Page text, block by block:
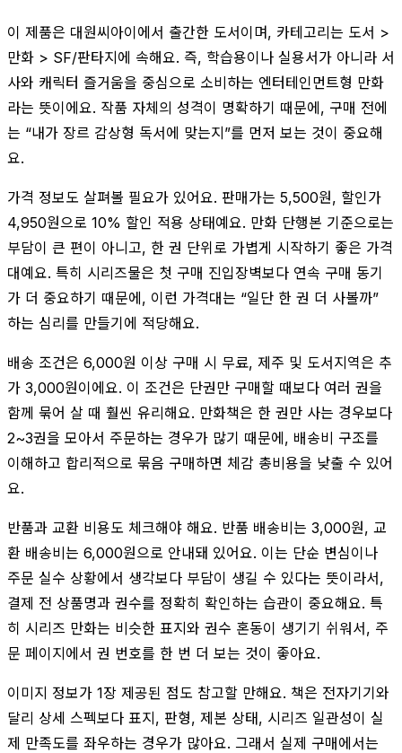
이 제품은 대원씨아이에서 출간한 도서이며, 카테고리는 도서 >
만화 > SF/판타지에 속해요. 즉, 학습용이나 실용서가 아니라 서
사와 캐릭터 즐거움을 중심으로 소비하는 엔터테인먼트형 만화
라는 뜻이에요. 작품 자체의 성격이 명확하기 때문에, 구매 전에
는 “내가 장르 감상형 독서에 맞는지”를 먼저 보는 것이 중요해
요.
가격 정보도 살펴볼 필요가 있어요. 판매가는 5,500원, 할인가
4,950원으로 10% 할인 적용 상태예요. 만화 단행본 기준으로는
부담이 큰 편이 아니고, 한 권 단위로 가볍게 시작하기 좋은 가격
대예요. 특히 시리즈물은 첫 구매 진입장벽보다 연속 구매 동기
가 더 중요하기 때문에, 이런 가격대는 “일단 한 권 더 사볼까”
하는 심리를 만들기에 적당해요.
배송 조건은 6,000원 이상 구매 시 무료, 제주 및 도서지역은 추
가 3,000원이에요. 이 조건은 단권만 구매할 때보다 여러 권을
함께 묶어 살 때 훨씬 유리해요. 만화책은 한 권만 사는 경우보다
2~3권을 모아서 주문하는 경우가 많기 때문에, 배송비 구조를
이해하고 합리적으로 묶음 구매하면 체감 총비용을 낮출 수 있어
요.
반품과 교환 비용도 체크해야 해요. 반품 배송비는 3,000원, 교
환 배송비는 6,000원으로 안내돼 있어요. 이는 단순 변심이나
주문 실수 상황에서 생각보다 부담이 생길 수 있다는 뜻이라서,
결제 전 상품명과 권수를 정확히 확인하는 습관이 중요해요. 특
히 시리즈 만화는 비슷한 표지와 권수 혼동이 생기기 쉬워서, 주
문 페이지에서 권 번호를 한 번 더 보는 것이 좋아요.
이미지 정보가 1장 제공된 점도 참고할 만해요. 책은 전자기기와
달리 상세 스펙보다 표지, 판형, 제본 상태, 시리즈 일관성이 실
제 만족도를 좌우하는 경우가 많아요. 그래서 실제 구매에서는